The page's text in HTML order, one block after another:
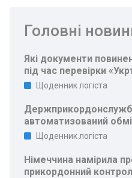
Головні
Які документи
під час перевірки
Щоденник логіста
автоматизований
Щоденник логіста
Німеччина намірила
прикордонний